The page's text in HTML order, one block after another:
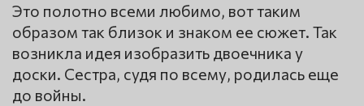
Это полотно всеми любимо, вот таким
образом так близок и знаком ее сюжет. Так
возникла идея изобразить двоечника у
доски. Сестра, судя по всему, родилась еще
до войны.